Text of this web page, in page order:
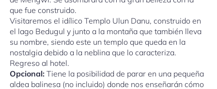
que fue construido.
Visitaremos el idílico Templo Ulun Danu, construido en
el lago Bedugul y junto a la montaña que también lleva
su nombre, siendo este un templo que queda en la
nostalgia debido a la neblina que lo caracteriza.
Regreso al hotel.
Opcional: Tiene la posibilidad de parar en una pequeña
aldea balinesa (no incluido) donde nos enseñarán cómo